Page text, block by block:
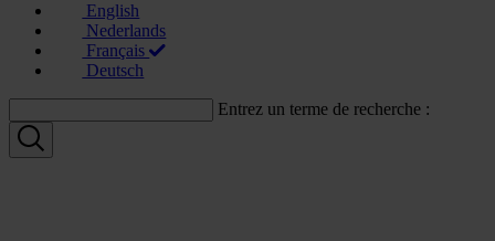
English
Nederlands
Français
Deutsch
Entrez un terme de recherche :